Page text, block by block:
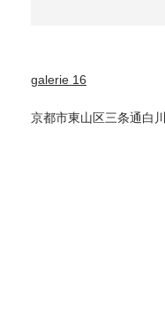
galerie 16
京都市東山区三条通白